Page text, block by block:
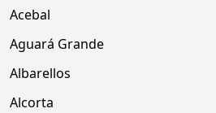
Acebal
Aguará Grande
Albarellos
Alcorta